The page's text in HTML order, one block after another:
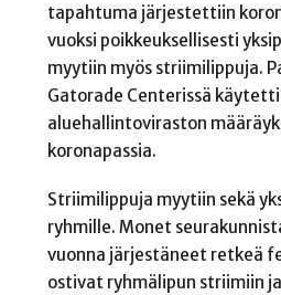
tapahtuma järjestettiin
vuoksi poikkeuksellisesti
myytiin myös striimilippuja.
Gatorade Centerissä
aluehallintoviraston
koronapassia.
Striimilippuja myytiin sekä
ryhmille. Monet
vuonna järjestäneet retkeä
ostivat ryhmälipun striimiin